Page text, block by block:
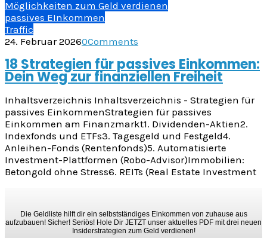
Möglichkeiten zum Geld verdienen
passives EInkommen
Traffic
24. Februar 20260Comments
18 Strategien für passives Einkommen:
Dein Weg zur finanziellen Freiheit
Inhaltsverzeichnis Inhaltsverzeichnis - Strategien für
passives EinkommenStrategien für passives
Einkommen am Finanzmarkt1. Dividenden-Aktien2.
Indexfonds und ETFs3. Tagesgeld und Festgeld4.
Anleihen-Fonds (Rentenfonds)5. Automatisierte
Investment-Plattformen (Robo-Advisor)Immobilien:
Betongold ohne Stress6. REITs (Real Estate Investment
Die Geldliste hilft dir ein selbstständiges Einkommen von zuhause aus
aufzubauen! Sicher! Seriös! Hole Dir JETZT unser aktuelles PDF mit drei neuen
Insiderstrategien zum Geld verdienen!